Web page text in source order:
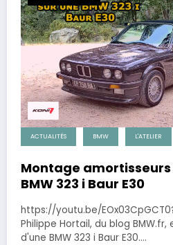
ACTUALITÉS BMW L'ATELIER
Montage amortisseurs
BMW 323 i Baur E30
https://youtu.be/
Philippe Hortail, du blog
d'une BMW 323 i Baur E30.…